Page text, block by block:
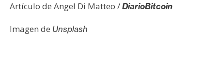
Artículo de Angel Di Matteo /DiarioBitcoin
Imagen de Unsplash